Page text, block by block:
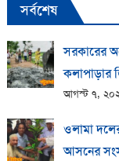
সর্বশেষ
সরকারের
কলাপাড়ার
আগস্ট ৭,
ওলামা
আসনের